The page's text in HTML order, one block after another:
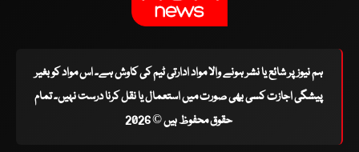
ہم نیوز پر شائع یا نشر ہونے والا مواد ادارتی ٹیم کی کاوش ہے۔ اس مواد کو بغیر
پیشگی اجازت کسی بھی صورت میں استعمال یا نقل کرنا درست نہیں۔ تمام
حقوق محفوظ ہیں © 2026